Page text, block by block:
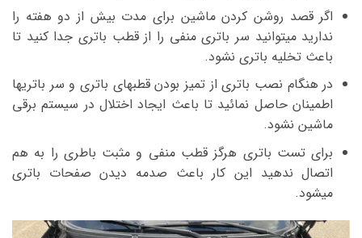
اگر قصد روشن کردن ماشین برای مدت بیش از دو هفته را
ندارید میتوانید سر باتری منفی را از قطب باتری جدا کنید تا
باعث تخلیه باتری نشود.
در هنگام نصب باتری از تمیز بودن قطبهای باتری و سر باتریها
اطمینان حاصل نمائید تا باعث ایجاد اختلال در سیستم برقی
ماشین نشود.
برای تست باتری هرگز قطب منفی و مثبت باطری را به هم
اتصال ندهید این کار باعث صدمه دیدن صفحات باتری
میشود.